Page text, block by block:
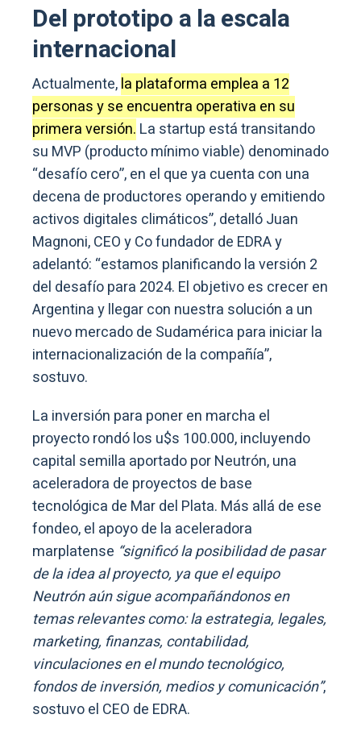
Del prototipo a la escala
internacional
Actualmente,la plataforma emplea a 12
personas y se encuentra operativa en su
primera versión. La startup está transitando
su MVP (producto mínimo viable) denominado
“desafío cero”, en el que ya cuenta con una
decena de productores operando y emitiendo
activos digitales climáticos”, detalló Juan
Magnoni, CEO y Co fundador de EDRA y
adelantó: “estamos planificando la versión 2
del desafío para 2024. El objetivo es crecer en
Argentina y llegar con nuestra solución a un
nuevo mercado de Sudamérica para iniciar la
internacionalización de la compañía”,
sostuvo.
La inversión para poner en marcha el
proyecto rondó los u$s 100.000, incluyendo
capital semilla aportado por Neutrón, una
aceleradora de proyectos de base
tecnológica de Mar del Plata. Más allá de ese
fondeo, el apoyo de la aceleradora
marplatense “significó la posibilidad de pasar
de la idea al proyecto, ya que el equipo
Neutrón aún sigue acompañándonos en
temas relevantes como: la estrategia, legales,
marketing, finanzas, contabilidad,
vinculaciones en el mundo tecnológico,
fondos de inversión, medios y comunicación”,
sostuvo el CEO de EDRA.